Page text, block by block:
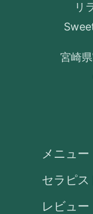
リ
宮崎
メニュー
セラピス
レビュー